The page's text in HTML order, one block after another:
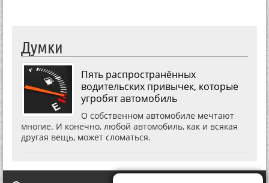
Думки
Пять распространённых
водительских привычек, которые
угробят автомобиль
О собственном автомобиле мечтают
многие. И конечно, любой автомобиль, как и всякая
другая вещь, может сломаться.